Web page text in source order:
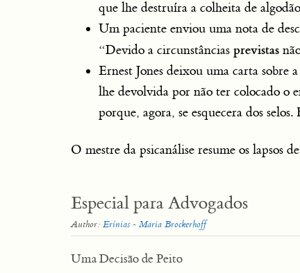
que lhe destruíra a colheita de
Um paciente enviou uma nota de
“Devido a circunstâncias previstas
Ernest Jones deixou uma carta sobre
lhe devolvida por não ter colocado o
porque, agora, se esquecera dos
O mestre da psicanálise resume os lapsos
Especial para Advogados
Author: Erínias - Maria Brockerhoff
Uma Decisão de Peito